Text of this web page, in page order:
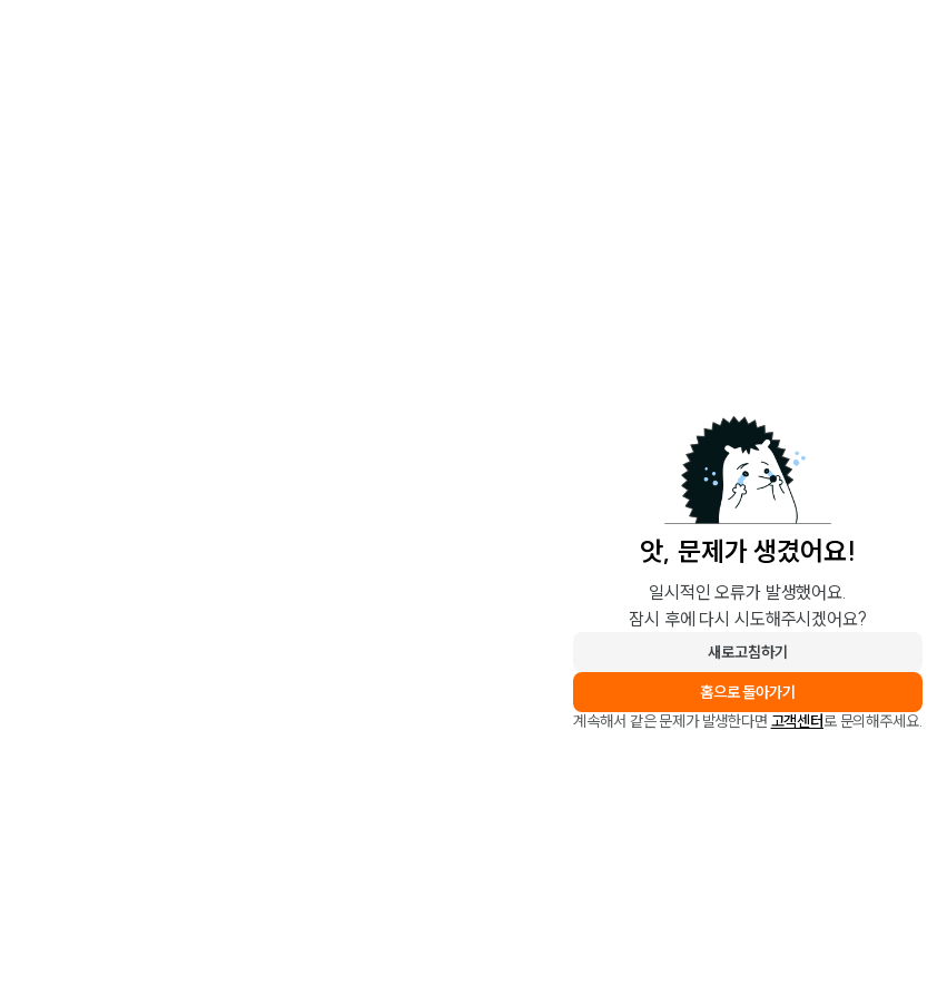
앗, 문제가 생겼어요!
일시적인 오류가 발생했어요.
잠시 후에 다시 시도해주시겠어요?
새로고침하기
홈으로 돌아가기
계속해서 같은 문제가 발생한다면 고객센터로 문의해주세요.